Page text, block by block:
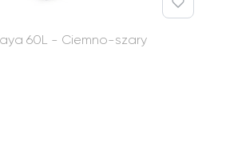
60L - Ciemno-szary